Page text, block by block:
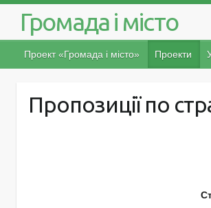
Громада і місто
Проект «Громада і місто» Проекти
Пропозиції по